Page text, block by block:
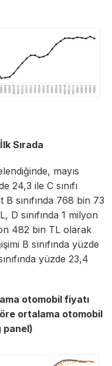
Sırada
mayıs
24,3 ile C sınıfı
sınıfında 768 bin 73
D sınıfında 1 milyon
482 bin TL olarak
B sınıfında yüzde
yüzde 23,4
otomobil fiyatı
ortalama otomobil
panel)